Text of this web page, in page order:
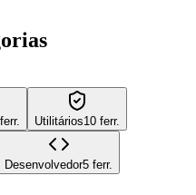
Utilitários10 ferr.
Desenvolvedor5 ferr.